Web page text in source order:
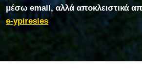
μέσω email, αλλά αποκλειστικά
e-ypiresies